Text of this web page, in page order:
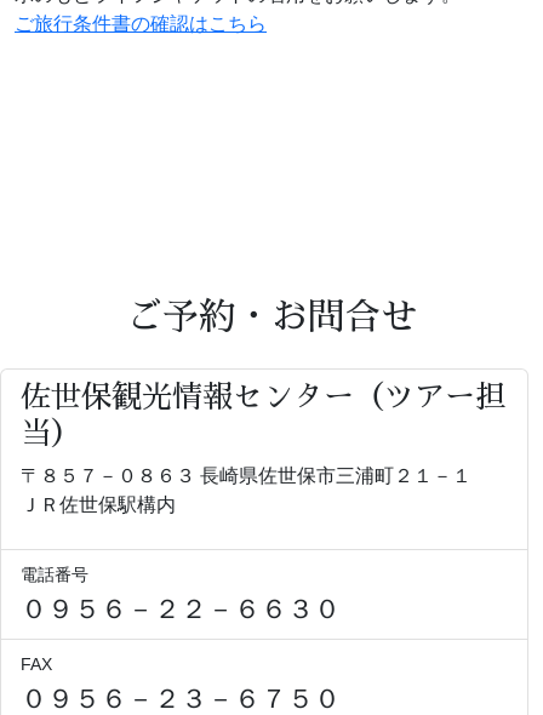
ご旅行条件書の確認はこちら
ご予約・お問合せ
佐世保観光情報センター（ツアー担
当）
〒８５７－０８６３ 長崎県佐世保市三浦町２１－１
ＪＲ佐世保駅構内
電話番号
０９５６－２２－６６３０
FAX
０９５６－２３－６７５０